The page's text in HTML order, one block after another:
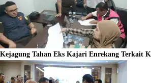
Kejagung Tahan Eks Kajari Enrekang Terkait